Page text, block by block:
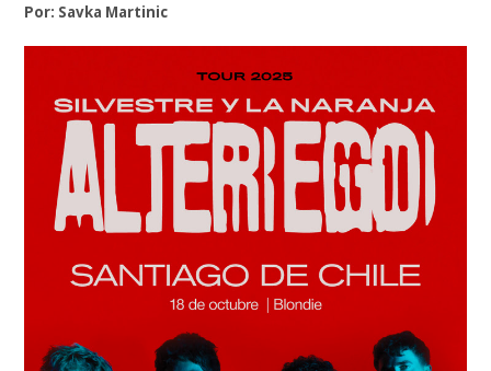
Por: Savka Martinic